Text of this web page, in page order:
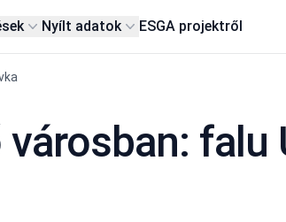
Nyílt adatok ESGA projektről
falu